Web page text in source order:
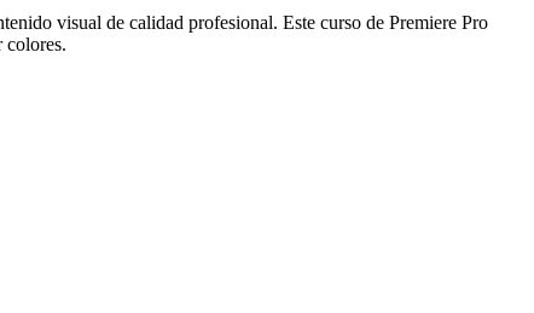
visual de calidad profesional. Este curso de Premiere Pro
colores.